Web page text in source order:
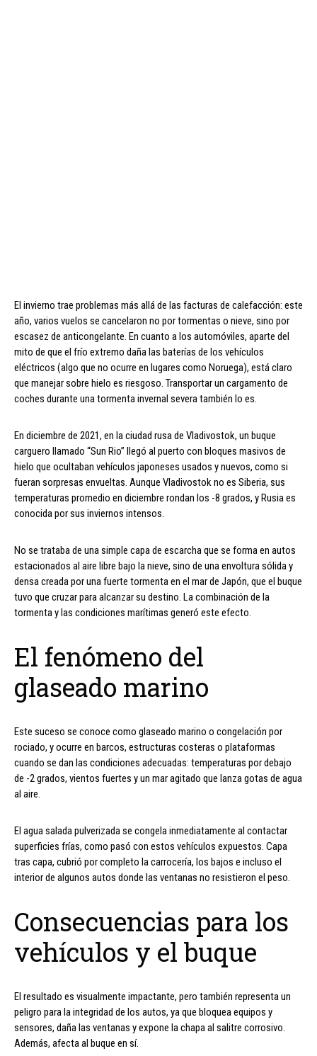
El invierno trae problemas más allá de las facturas de calefacción: este
año, varios vuelos se cancelaron no por tormentas o nieve, sino por
escasez de anticongelante. En cuanto a los automóviles, aparte del
mito de que el frío extremo daña las baterías de los vehículos
eléctricos (algo que no ocurre en lugares como Noruega), está claro
que manejar sobre hielo es riesgoso. Transportar un cargamento de
coches durante una tormenta invernal severa también lo es.
En diciembre de 2021, en la ciudad rusa de Vladivostok, un buque
carguero llamado “Sun Rio” llegó al puerto con bloques masivos de
hielo que ocultaban vehículos japoneses usados y nuevos, como si
fueran sorpresas envueltas. Aunque Vladivostok no es Siberia, sus
temperaturas promedio en diciembre rondan los -8 grados, y Rusia es
conocida por sus inviernos intensos.
No se trataba de una simple capa de escarcha que se forma en autos
estacionados al aire libre bajo la nieve, sino de una envoltura sólida y
densa creada por una fuerte tormenta en el mar de Japón, que el buque
tuvo que cruzar para alcanzar su destino. La combinación de la
tormenta y las condiciones marítimas generó este efecto.
El fenómeno del
glaseado marino
Este suceso se conoce como glaseado marino o congelación por
rociado, y ocurre en barcos, estructuras costeras o plataformas
cuando se dan las condiciones adecuadas: temperaturas por debajo
de -2 grados, vientos fuertes y un mar agitado que lanza gotas de agua
al aire.
El agua salada pulverizada se congela inmediatamente al contactar
superficies frías, como pasó con estos vehículos expuestos. Capa
tras capa, cubrió por completo la carrocería, los bajos e incluso el
interior de algunos autos donde las ventanas no resistieron el peso.
Consecuencias para los
vehículos y el buque
El resultado es visualmente impactante, pero también representa un
peligro para la integridad de los autos, ya que bloquea equipos y
sensores, daña las ventanas y expone la chapa al salitre corrosivo.
Además, afecta al buque en sí.